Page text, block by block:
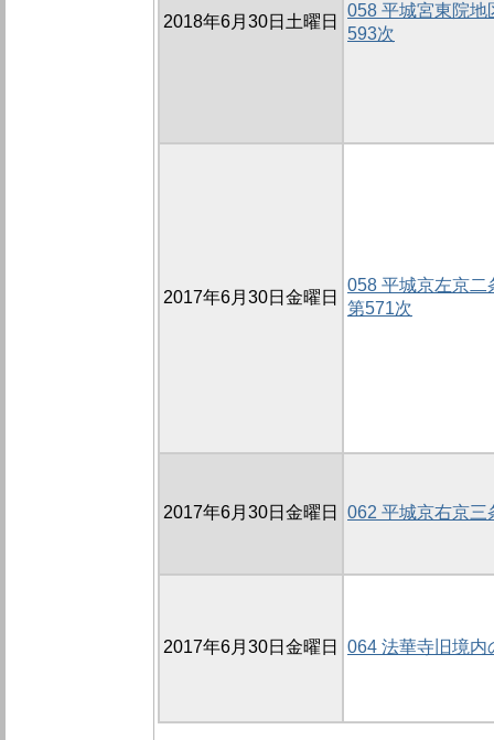
2018年6月30日土曜日
058 平城宮東院地
593次
2017年6月30日金曜日
058 平城京左京二
第571次
2017年6月30日金曜日 062 平城京右京三
2017年6月30日金曜日 064 法華寺旧境内